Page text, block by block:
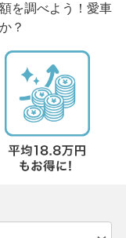
を調べよう！愛車
？